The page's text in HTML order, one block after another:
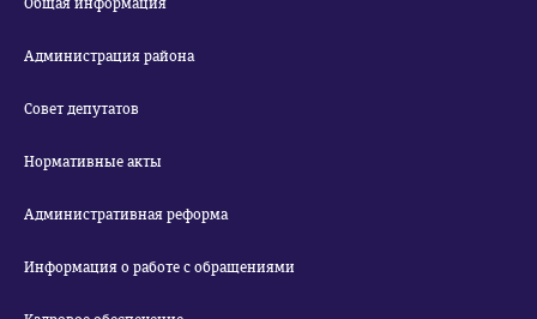
Общая информация
Администрация района
Совет депутатов
Нормативные акты
Административная реформа
Информация о работе с обращениями